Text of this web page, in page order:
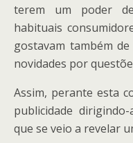
terem um poder
habituais
gostavam também
novidades por
Assim, perante esta
publicidade
que se veio a revelar